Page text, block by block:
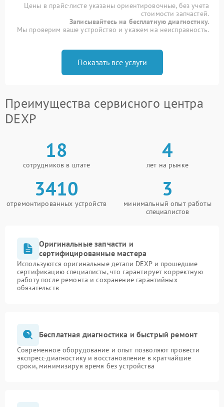
Цены в прайс-листе указаны ориентировочные, без учета
стоимости запчастей.
Записывайтесь на бесплатную диагностику.
Мы проверим ваше устройство и укажем на неисправность.
Показать все услуги
Преимущества сервисного центра
DEXP
18
сотрудников в штате
4
лет на рынке
3410
отремонтированных устройств
3
минимальный опыт работы
специалистов
Оригинальные запчасти и
сертифицированные мастера
Используются оригинальные детали DEXP и прошедшие
сертификацию специалисты, что гарантирует корректную
работу после ремонта и сохранение гарантийных
обязательств
Бесплатная диагностика и быстрый ремонт
Современное оборудование и опыт позволяют провести
экспресс-диагностику и восстановление в кратчайшие
сроки, минимизируя время без устройства